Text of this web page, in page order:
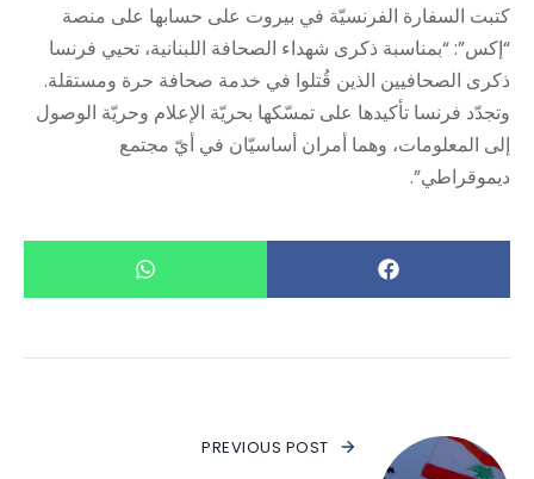
كتبت السفارة الفرنسيّة في بيروت على حسابها على منصة
“إكس”: “بمناسبة ذكرى شهداء الصحافة اللبنانية، تحيي فرنسا
ذكرى الصحافيين الذين قُتلوا في خدمة صحافة حرة ومستقلة.
وتجدّد فرنسا تأكيدها على تمسّكها بحريّة الإعلام وحريّة الوصول
إلى المعلومات، وهما أمران أساسيّان في أيّ مجتمع
ديموقراطي”.
PREVIOUS POST